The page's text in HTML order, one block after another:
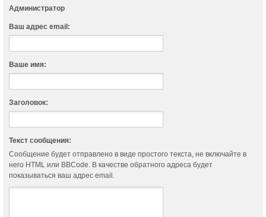
Администратор
Ваш адрес email:
Ваше имя:
Заголовок:
Текст сообщения:
Сообщение будет отправлено в виде простого текста, не включайте в
него HTML или BBCode. В качестве обратного адреса будет
показываться ваш адрес email.